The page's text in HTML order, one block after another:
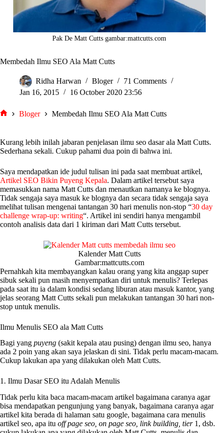
Pak De Matt Cutts gambar:mattcutts.com
Membedah Ilmu SEO Ala Matt Cutts
Ridha Harwan Bloger
71 Comments
Jan 16, 2015
16 October 2020 23:56
Bloger Membedah Ilmu SEO Ala Matt Cutts
Kurang lebih inilah jabaran penjelasan ilmu seo dasar ala Matt Cutts.
Sederhana sekali. Cukup pahami dua poin di bahwa ini.
Saya mendapatkan ide judul tulisan ini pada saat membuat artikel,
Artikel SEO Bikin Puyeng Kepala. Dalam artikel tersebut saya
memasukkan nama Matt Cutts dan menautkan namanya ke blognya.
Tidak sengaja saya masuk ke blognya dan secara tidak sengaja saya
melihat tulisan mengenai tantangan 30 hari menulis non-stop “30 day
challenge wrap-up: writing“. Artikel ini sendiri hanya mengambil
contoh analisis data dari 1 kiriman dari Matt Cutts tersebut.
Kalender Matt Cutts
Gambar:mattcutts.com
Pernahkah kita membayangkan kalau orang yang kita anggap super
sibuk sekali pun masih menyempatkan diri untuk menulis? Terlepas
pada saat itu ia dalam kondisi sedang liburan atau masuk kantor, yang
jelas seorang Matt Cutts sekali pun melakukan tantangan 30 hari non-
stop untuk menulis.
Ilmu Menulis SEO ala Matt Cutts
Bagi yang puyeng (sakit kepala atau pusing) dengan ilmu seo, hanya
ada 2 poin yang akan saya jelaskan di sini. Tidak perlu macam-macam.
Cukup lakukan apa yang dilakukan oleh Matt Cutts.
1. Ilmu Dasar SEO itu Adalah Menulis
Tidak perlu kita baca macam-macam artikel bagaimana caranya agar
bisa mendapatkan pengunjung yang banyak, bagaimana caranya agar
artikel kita berada di halaman satu google, bagaimana cara menulis
artikel seo, apa itu off page seo, on page seo, link building, tier1, dsb.